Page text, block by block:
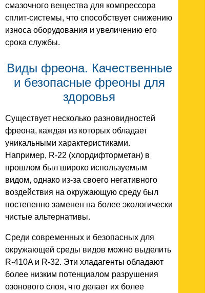
смазочного вещества для компрессора
сплит-системы, что способствует снижению
износа оборудования и увеличению его
срока службы.
Виды фреона. Качественные
и безопасные фреоны для
здоровья
Существует несколько разновидностей
фреона, каждая из которых обладает
уникальными характеристиками.
Например, R-22 (хлордифторметан) в
прошлом был широко используемым
видом, однако из-за своего негативного
воздействия на окружающую среду был
постепенно заменен на более экологически
чистые альтернативы.
Среди современных и безопасных для
окружающей среды видов можно выделить
R-410A и R-32. Эти хладагенты обладают
более низким потенциалом разрушения
озонового слоя, что делает их более